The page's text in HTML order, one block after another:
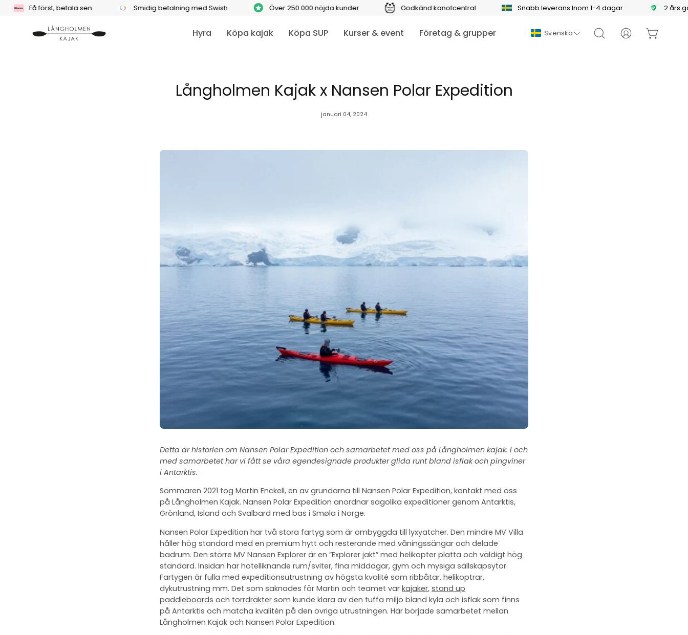
HoppaFå först, betala sen Smidig betalning med Swish Över 250 000 nöjda kunder Godkänd kanotcentral Snabb leverans Inom 1-4 dagar 2 års garanti
Hyra Köpa kajak Köpa SUP Kurser & event Företag & grupper Språk
Svenska
Öppna Mitt
Öppna
Långholmen Kajak x Nansen Polar Expedition
januari 04, 2024
Detta är historien om Nansen Polar Expedition och samarbetet med oss på Långholmen kajak. I och
med samarbetet har vi fått se våra egendesignade produkter glida runt bland isflak och pingviner
i Antarktis.
Sommaren 2021 tog Martin Enckell, en av grundarna till Nansen Polar Expedition, kontakt med oss
på Långholmen Kajak. Nansen Polar Expedition anordnar sagolika expeditioner genom Antarktis,
Grönland, Island och Svalbard med bas i Smøla i Norge.
Nansen Polar Expedition har två stora fartyg som är ombyggda till lyxyatcher. Den mindre MV Villa
håller hög standard med en premium hytt och resterande med våningssängar och delade
badrum. Den större MV Nansen Explorer är en ”Explorer jakt” med helikopter platta och väldigt hög
standard. Insidan har hotelliknande rum/sviter, fina middagar, gym och mysiga sällskapsytor.
Fartygen är fulla med expeditionsutrustning av högsta kvalité som ribbåtar, helikoptrar,
dykutrustning mm. Det som saknades för Martin och teamet var kajaker, stand up
paddleboards och torrdräkter som kunde klara av den tuffa miljö bland kyla och isflak som finns
på Antarktis och matcha kvalitén på den övriga utrustningen. Här började samarbetet mellan
Långholmen Kajak och Nansen Polar Expedition.